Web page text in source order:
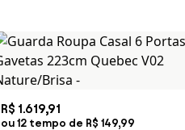
R$ 1.619,91
ou 12 tempo de R$ 149,99